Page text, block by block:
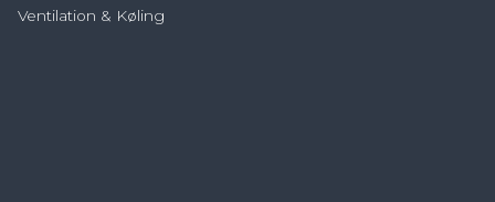
Ventilation & Køling